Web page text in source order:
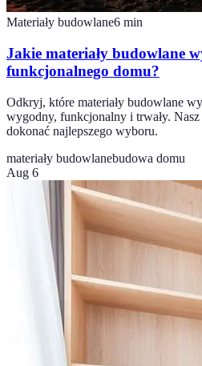
Materiały budowlane6 min
Jakie materiały budowlane
funkcjonalnego domu?
Odkryj, które materiały budowlane
wygodny, funkcjonalny i trwały.
dokonać najlepszego wyboru.
materiały budowlanebudowa domu
Aug 6